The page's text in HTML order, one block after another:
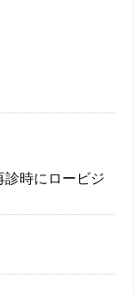
診時にロービジ